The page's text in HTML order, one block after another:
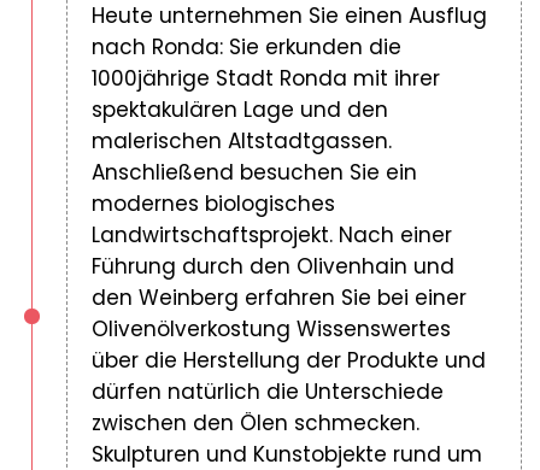
Heute unternehmen Sie einen Ausflug
nach Ronda: Sie erkunden die
1000jährige Stadt Ronda mit ihrer
spektakulären Lage und den
malerischen Altstadtgassen.
Anschließend besuchen Sie ein
modernes biologisches
Landwirtschaftsprojekt. Nach einer
Führung durch den Olivenhain und
den Weinberg erfahren Sie bei einer
Olivenölverkostung Wissenswertes
über die Herstellung der Produkte und
dürfen natürlich die Unterschiede
zwischen den Ölen schmecken.
Skulpturen und Kunstobjekte rund um